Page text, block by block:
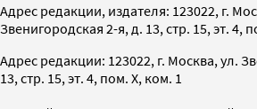
Адрес редакции, издателя: 123022, г.
Звенигородская 2-я, д. 13, стр. 15, эт. 4,
Адрес редакции: 123022, г. Москва, ул.
13, стр. 15, эт. 4, пом. X, ком. 1